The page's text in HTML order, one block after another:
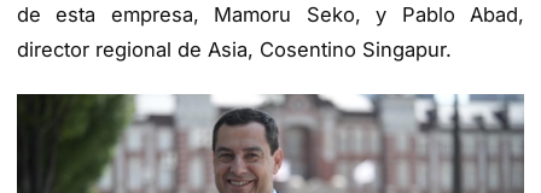
de esta empresa, Mamoru Seko, y Pablo Abad,
director regional de Asia, Cosentino Singapur.